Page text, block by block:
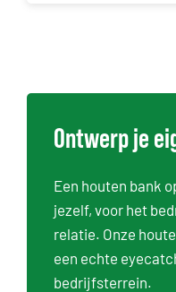
Ontwerp je
Een houten bank
jezelf, voor het
relatie. Onze
een echte
bedrijfsterrein.